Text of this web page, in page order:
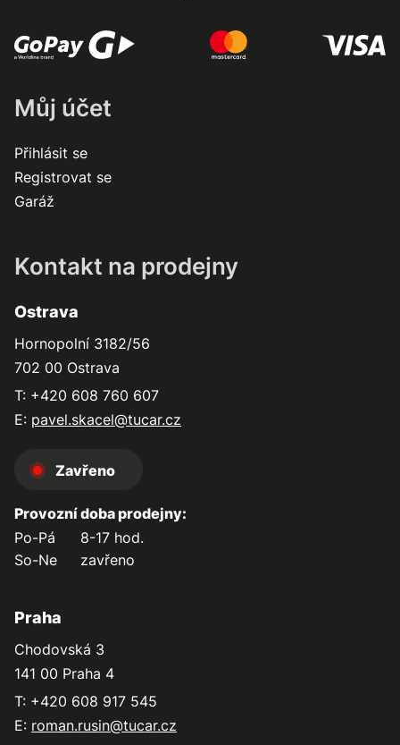
Můj účet
Přihlásit se
Registrovat se
Garáž
Kontakt na prodejny
Ostrava
Hornopolní 3182/56
702 00 Ostrava
T: +420 608 760 607
E: pavel.skacel@tucar.cz
Zavřeno
Provozní doba prodejny:
Po-Pá
8-17 hod.
So-Ne
zavřeno
Praha
Chodovská 3
141 00 Praha 4
T: +420 608 917 545
E: roman.rusin@tucar.cz